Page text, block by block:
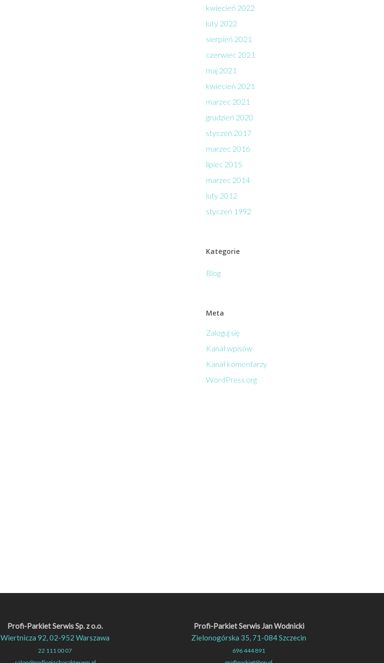
kwiecień 2022
luty 2022
sierpień 2021
czerwiec 2021
maj 2021
kwiecień 2021
marzec 2021
grudzień 2020
styczeń 2017
marzec 2016
lipiec 2015
marzec 2014
luty 2012
styczeń 1992
Kategorie
Blog
Meta
Zaloguj się
Kanał wpisów
Kanał komentarzy
WordPress.org
Profi-Parkiet Serwis Sp. z o.o.
Wiertnicza 92, 02-952 Warszawa
22 111 00 07
Profi-Parkiet Serwis Jan Wodnicki
Zielonogórska 35, 71-084 Szczecin
696 444 891